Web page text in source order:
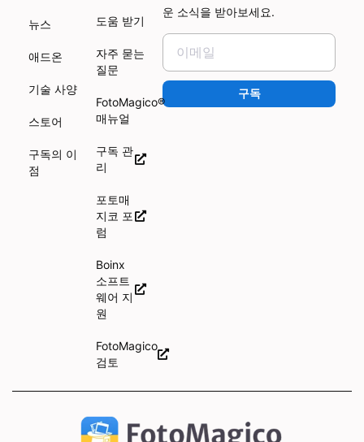
뉴스
애드온
기술 사양
스토어
구독의 이
점
도움 받기
자주 묻는
질문
FotoMagico®
매뉴얼
구독 관
리
포토매
지코 포
럼
Boinx
소프트
웨어 지
원
FotoMagico
검토
운 소식을 받아보세요.
구독